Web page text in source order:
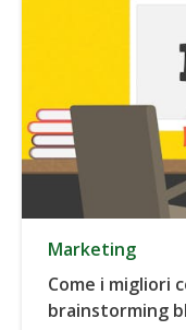
Marketing
Come i migliori
brainstorming